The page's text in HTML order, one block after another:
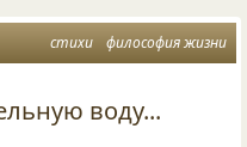
стихи философия жизни
воду...